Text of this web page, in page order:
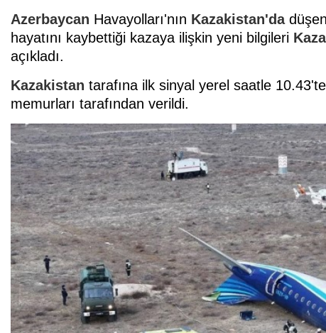
Azerbaycan Havayolları'nın Kazakistan'da
hayatını kaybettiği kazaya ilişkin yeni bilgileri
açıkladı.
Kazakistan tarafına ilk sinyal yerel saatle
memurları tarafından verildi.